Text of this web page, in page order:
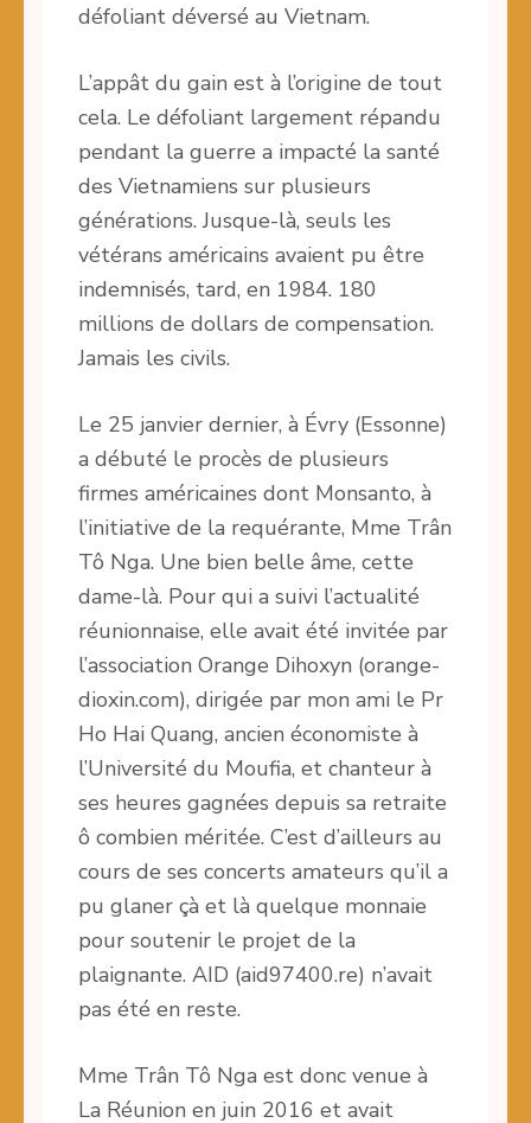
défoliant déversé au Vietnam.
L’appât du gain est à l’origine de tout
cela. Le défoliant largement répandu
pendant la guerre a impacté la santé
des Vietnamiens sur plusieurs
générations. Jusque-là, seuls les
vétérans américains avaient pu être
indemnisés, tard, en 1984. 180
millions de dollars de compensation.
Jamais les civils.
Le 25 janvier dernier, à Évry (Essonne)
a débuté le procès de plusieurs
firmes américaines dont Monsanto, à
l’initiative de la requérante, Mme Trân
Tô Nga. Une bien belle âme, cette
dame-là. Pour qui a suivi l’actualité
réunionnaise, elle avait été invitée par
l’association Orange Dihoxyn (orange-
dioxin.com), dirigée par mon ami le Pr
Ho Hai Quang, ancien économiste à
l’Université du Moufia, et chanteur à
ses heures gagnées depuis sa retraite
ô combien méritée. C’est d’ailleurs au
cours de ses concerts amateurs qu’il a
pu glaner çà et là quelque monnaie
pour soutenir le projet de la
plaignante. AID (aid97400.re) n’avait
pas été en reste.
Mme Trân Tô Nga est donc venue à
La Réunion en juin 2016 et avait